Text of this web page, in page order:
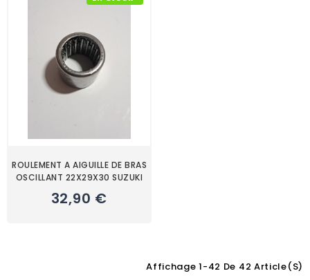
ROULEMENT A AIGUILLE DE BRAS
OSCILLANT 22X29X30 SUZUKI
32,90 €
Affichage 1-42 De 42 Article(s)